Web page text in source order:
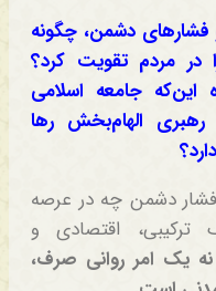
دشمن، چگونه
در مردم تقویت کرد؟
این‌که جامعه اسلامی
الهام‌بخش رها
دشمن چه در عرصه
اقتصادی و
نه یک امر روانی صرف،